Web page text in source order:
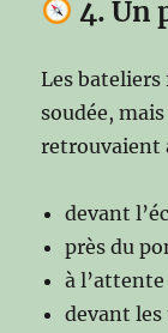
4. Un
Les
soudée,
retrouvaient
devant
près du
à
devant les